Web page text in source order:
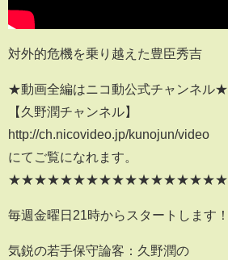
対外的危機を乗り越えた豊臣秀吉
★動画全編はニコ動公式チャンネル★
【久野潤チャンネル】
http://ch.nicovideo.jp/kunojun/video
にてご覧になれます。
★★★★★★★★★★★★★★★★★
毎週金曜日21時からスタートします！
気鋭の若手保守論客：久野潤の